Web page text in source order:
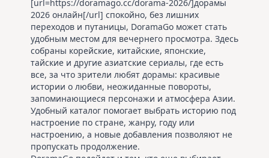
[url=https://doramago.cc/dorama-2026/]дорамы
2026 онлайн[/url] спокойно, без лишних
переходов и путаницы, DoramaGo может стать
удобным местом для вечернего просмотра. Здесь
собраны корейские, китайские, японские,
тайские и другие азиатские сериалы, где есть
все, за что зрители любят дорамы: красивые
истории о любви, неожиданные повороты,
запоминающиеся персонажи и атмосфера Азии.
Удобный каталог помогает выбрать историю под
настроение по стране, жанру, году или
настроению, а новые добавления позволяют не
пропускать продолжение.